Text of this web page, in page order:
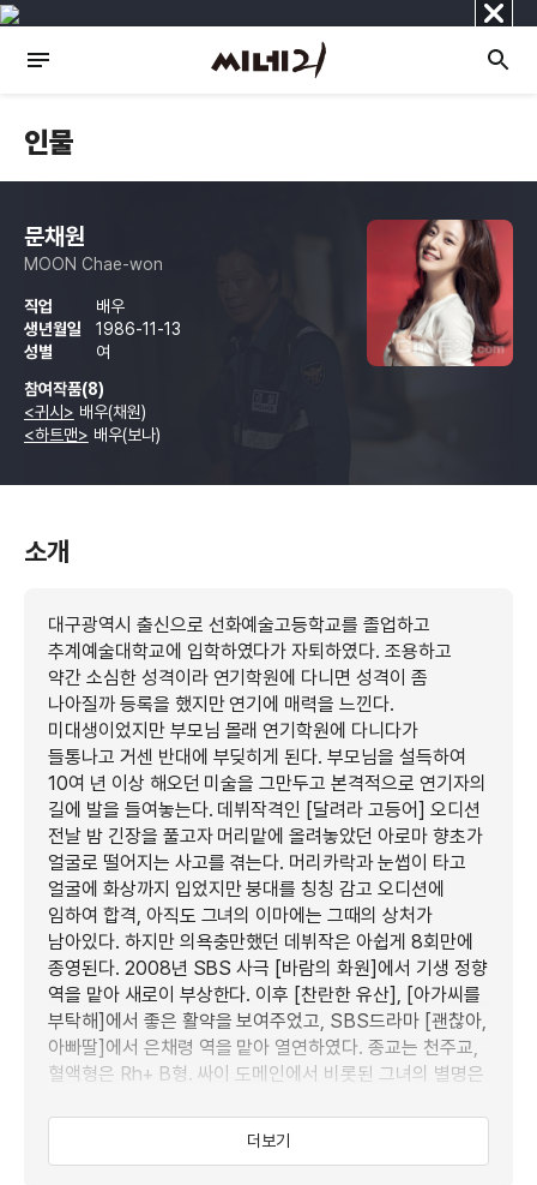
닫
기
인물
문채원
MOON Chae-won
직업
배우
생년월일
1986-11-13
성별
여
참여작품(8)
<귀시> 배우(채원)
<하트맨> 배우(보나)
소개
대구광역시 출신으로 선화예술고등학교를 졸업하고
추계예술대학교에 입학하였다가 자퇴하였다. 조용하고
약간 소심한 성격이라 연기학원에 다니면 성격이 좀
나아질까 등록을 했지만 연기에 매력을 느낀다.
미대생이었지만 부모님 몰래 연기학원에 다니다가
들통나고 거센 반대에 부딪히게 된다. 부모님을 설득하여
10여 년 이상 해오던 미술을 그만두고 본격적으로 연기자의
길에 발을 들여놓는다. 데뷔작격인 [달려라 고등어] 오디션
전날 밤 긴장을 풀고자 머리맡에 올려놓았던 아로마 향초가
얼굴로 떨어지는 사고를 겪는다. 머리카락과 눈썹이 타고
얼굴에 화상까지 입었지만 붕대를 칭칭 감고 오디션에
임하여 합격, 아직도 그녀의 이마에는 그때의 상처가
남아있다. 하지만 의욕충만했던 데뷔작은 아쉽게 8회만에
종영된다. 2008년 SBS 사극 [바람의 화원]에서 기생 정향
역을 맡아 새로이 부상한다. 이후 [찬란한 유산], [아가씨를
부탁해]에서 좋은 활약을 보여주었고, SBS드라마 [괜찮아,
아빠딸]에서 은채령 역을 맡아 열연하였다. 종교는 천주교,
혈액형은 Rh+ B형. 싸이 도메인에서 비롯된 그녀의 별명은
이상형은 건강하고 아이와 강아지를 좋아하는 사람.
더보기